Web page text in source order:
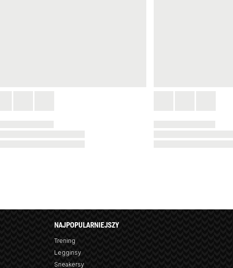
NAJPOPULARNIEJSZY
Trening
Legginsy
Sneakersy